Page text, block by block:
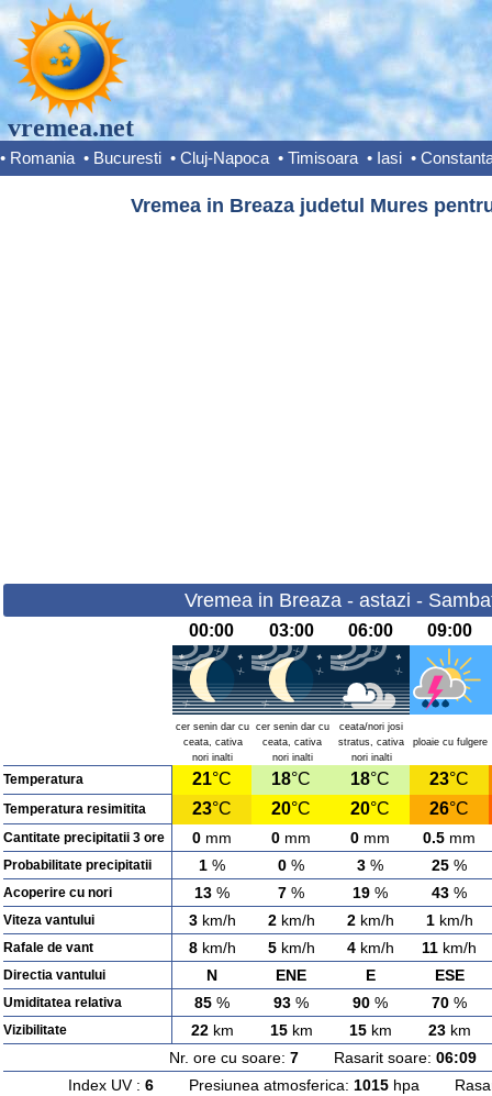
vremea.net
• Romania • Bucuresti • Cluj-Napoca • Timisoara • Iasi •
Vremea in Breaza judetul Mures
Vremea in Breaza - astazi -
00:00 03:00 06:00 09:00
cer senin dar cu
ceata, cativa
nori inalti
cer senin dar cu
ceata, cativa
nori inalti
ceata/nori josi
stratus, cativa
nori inalti
ploaie cu fulgere
Temperatura 21°C 18°C 18°C 23°C
Temperatura resimitita 23°C 20°C 20°C 26°C
Cantitate precipitatii 3 ore 0 mm 0 mm 0 mm 0.5 mm
Probabilitate precipitatii 1 % 0 % 3 % 25 %
Acoperire cu nori 13 % 7 % 19 % 43 %
Viteza vantului 3km/h 2km/h 2km/h 1km/h
Rafale de vant 8km/h 5km/h 4km/h 11 km/h
Directia vantului N ENE E ESE
Umiditatea relativa 85 % 93 % 90 % 70 %
Vizibilitate 22km 15km 15km 23km
Nr. ore cu soare: 7Rasarit soare: 06:09
Index UV : 6Presiunea atmosferica: 1015hpa